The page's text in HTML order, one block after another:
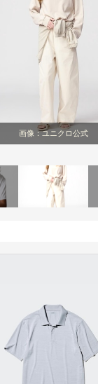
画像：ユニクロ公式